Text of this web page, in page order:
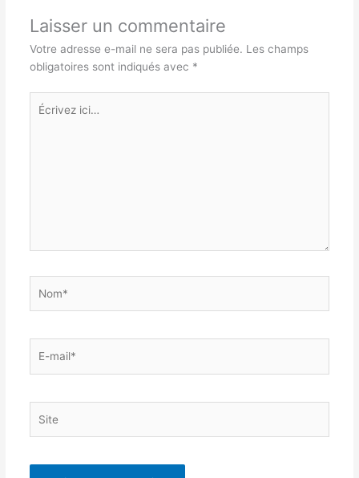
Laisser un commentaire
Votre adresse e-mail ne sera pas publiée. Les champs
obligatoires sont indiqués avec *
Écrivez
ici…
mail*